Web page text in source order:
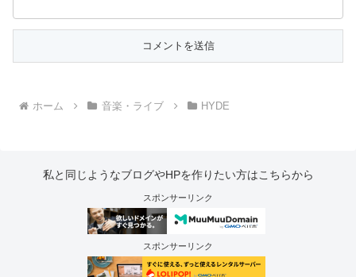
ホーム 音楽・ライブ HYDE
私と同じようなブログやHPを作りたい方はこちらから
スポンサーリンク
スポンサーリンク